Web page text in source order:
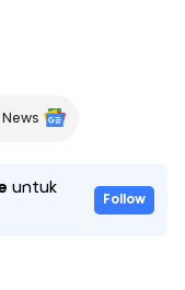
untuk
Follow